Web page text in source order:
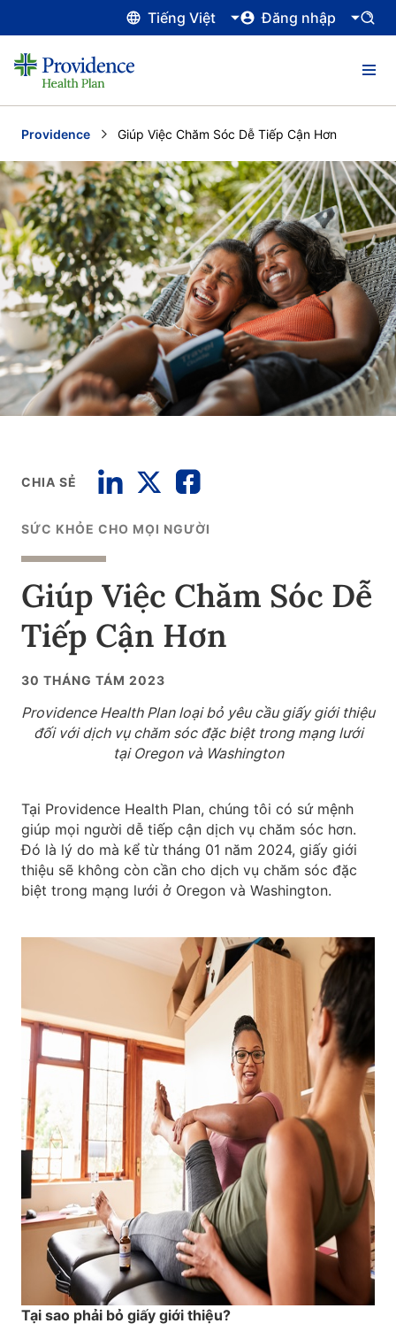
Tiếng Việt Đăng nhập
Providence Current:
Giúp Việc Chăm Sóc Dễ Tiếp Cận Hơn
CHIA SẺ
SỨC KHỎE CHO MỌI NGƯỜI
Giúp Việc Chăm Sóc Dễ
Tiếp Cận Hơn
30 THÁNG TÁM 2023
Providence Health Plan loại bỏ yêu cầu giấy giới thiệu
đối với dịch vụ chăm sóc đặc biệt trong mạng lưới
tại Oregon và Washington
Tại Providence Health Plan, chúng tôi có sứ mệnh
giúp mọi người dễ tiếp cận dịch vụ chăm sóc hơn.
Đó là lý do mà kể từ tháng 01 năm 2024, giấy giới
thiệu sẽ không còn cần cho dịch vụ chăm sóc đặc
biệt trong mạng lưới ở Oregon và Washington.
Tại sao phải bỏ giấy giới thiệu?